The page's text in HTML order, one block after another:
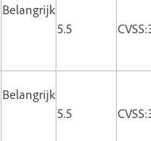
Belangrijk
5.5
Belangrijk
5.5